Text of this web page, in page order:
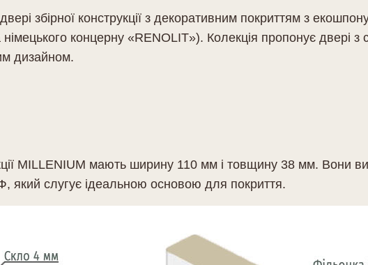
збірної конструкції з декоративним покриттям з
концерну «RENOLIT»). Колекція пропонує двері з
дизайном.
MILLENIUM мають ширину 110 мм і товщину 38 мм. Вони
який слугує ідеальною основою для покриття.